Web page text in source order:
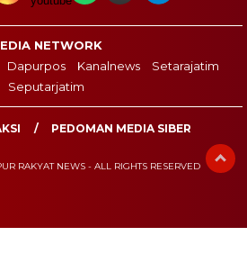
NETWORK
Dapurpos Kanalnews
Setarajatim
Seputarjatim
PEDOMAN MEDIA SIBER
RAKYAT NEWS - ALL RIGHTS RESERVED